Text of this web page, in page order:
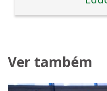
Ver também